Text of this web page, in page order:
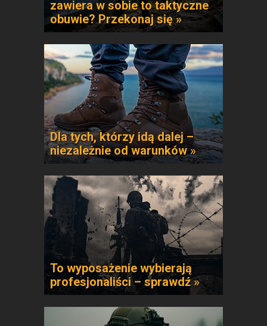
zawiera w sobie to taktyczne
obuwie? Przekonaj się »
Dla tych, którzy idą dalej –
niezależnie od warunków »
To wyposażenie wybierają
profesjonaliści – sprawdź »